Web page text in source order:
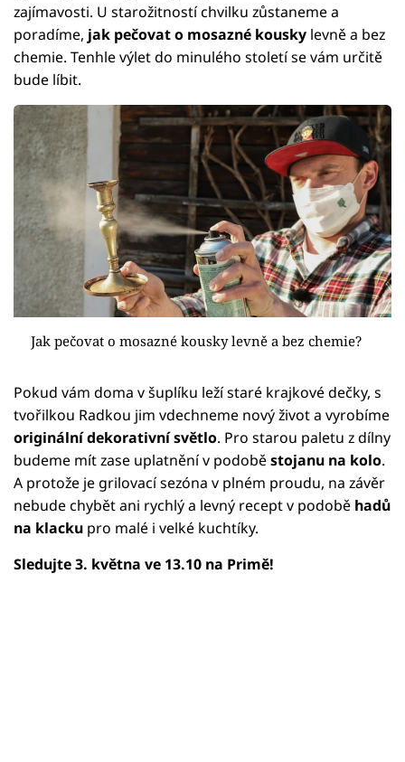
zajímavosti. U starožitností chvilku zůstaneme a
poradíme, jak pečovat o mosazné kousky levně a bez
chemie. Tenhle výlet do minulého století se vám určitě
bude líbit.
Jak pečovat o mosazné kousky levně a bez chemie?
Pokud vám doma v šuplíku leží staré krajkové dečky, s
tvořilkou Radkou jim vdechneme nový život a vyrobíme
originální dekorativní světlo. Pro starou paletu z dílny
budeme mít zase uplatnění v podoběstojanu na kolo.
A protože je grilovací sezóna v plném proudu, na závěr
nebude chybět ani rychlý a levný recept v podobě hadů
na klacku pro malé i velké kuchtíky.
Sledujte 3. května ve 13.10 na Primě!